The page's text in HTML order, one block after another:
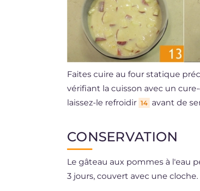
Faites cuire au four statique
vérifiant la cuisson avec un
laissez-le refroidir 14 avant de
CONSERVATION
Le gâteau aux pommes à l'eau
3 jours, couvert avec une cloche.